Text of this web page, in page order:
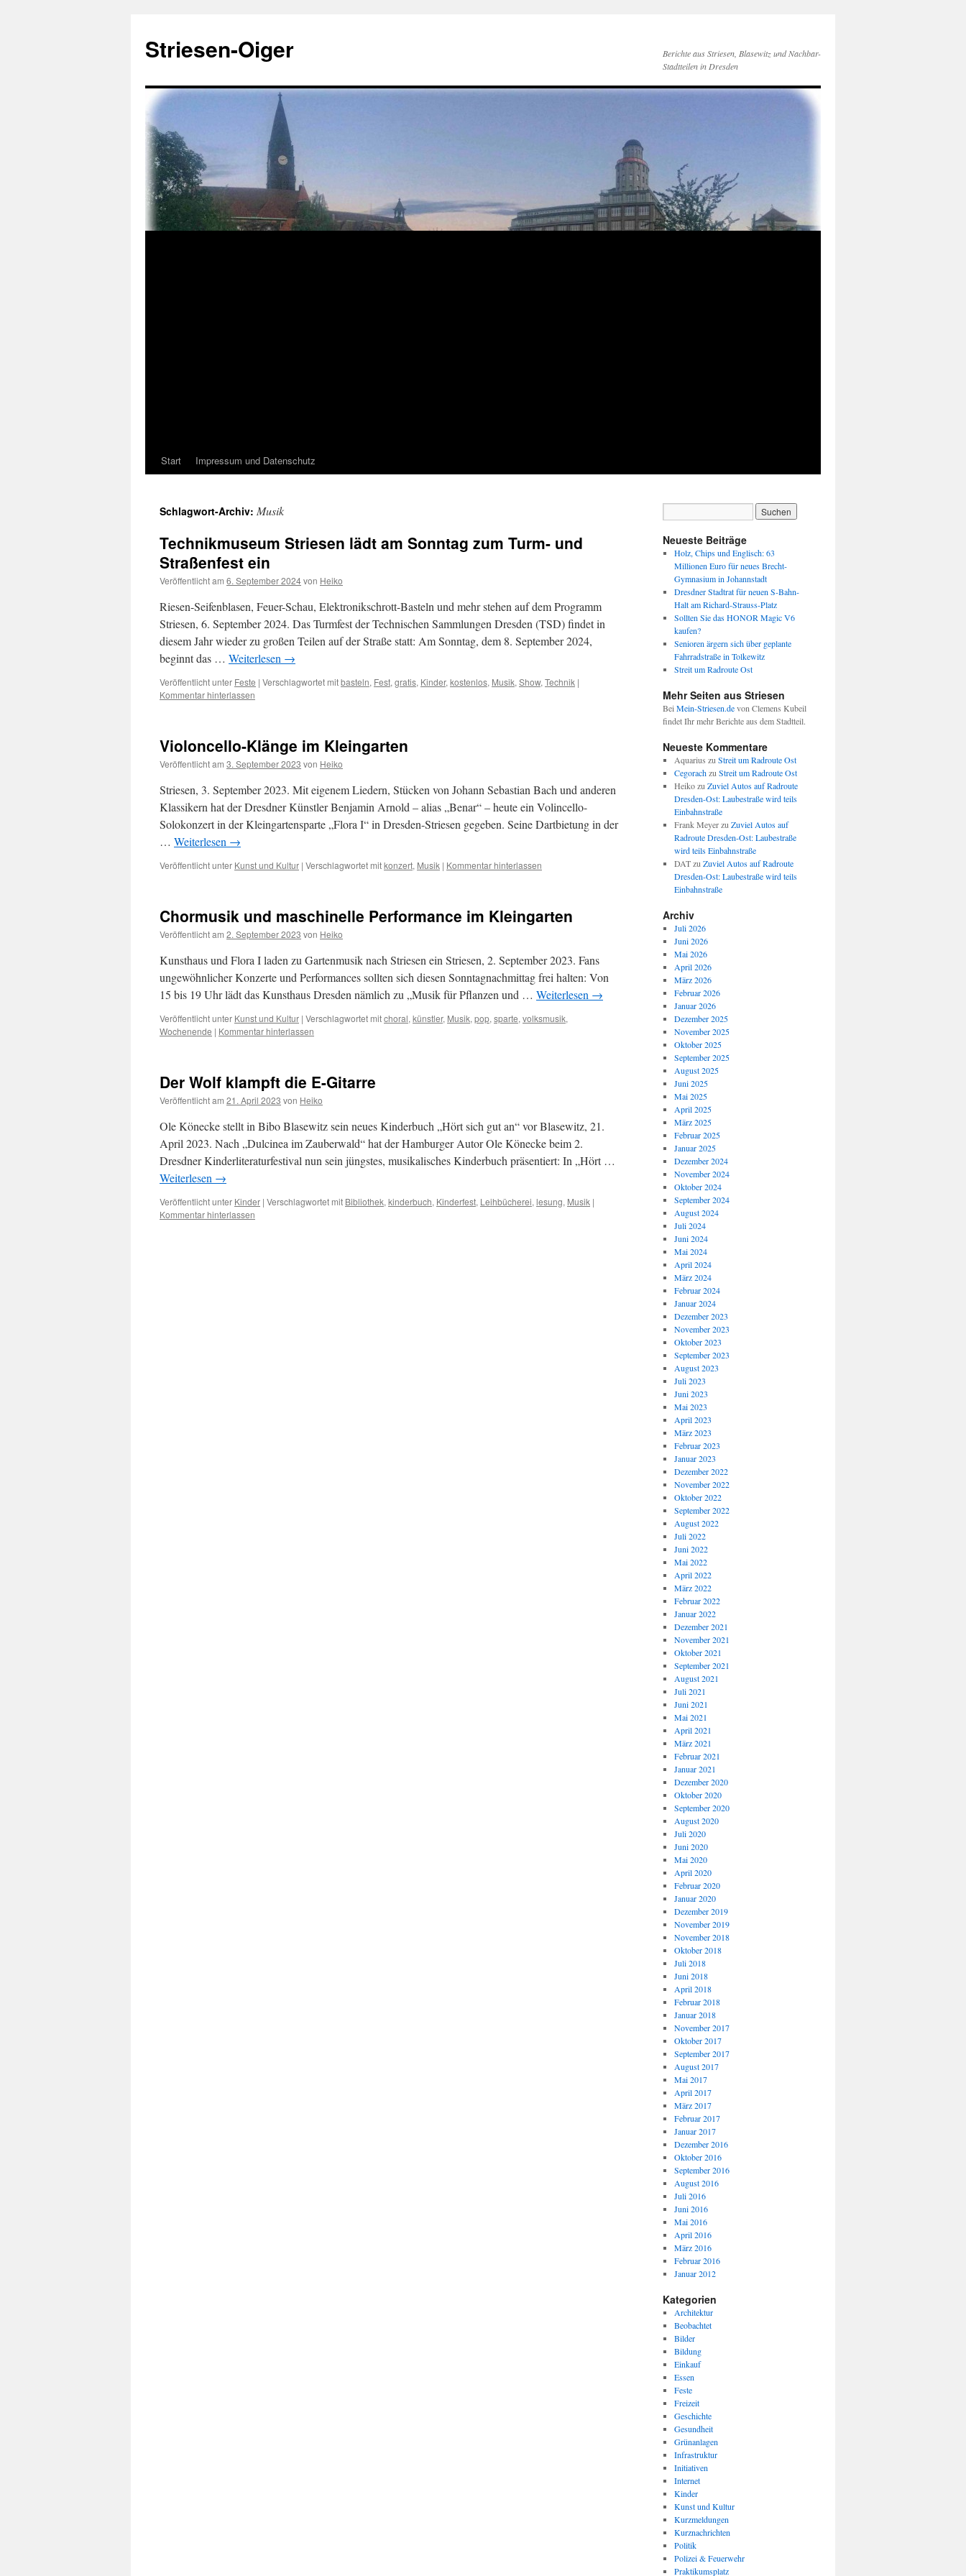
springen
Striesen-Oiger
Berichte aus Striesen, Blasewitz und Nachbar-
Stadtteilen in Dresden
Start Impressum und Datenschutz
Schlagwort-Archiv: Musik
Technikmuseum Striesen lädt am Sonntag zum Turm- und
Straßenfest ein
Veröffentlicht am 6. September 2024von Heiko
Riesen-Seifenblasen, Feuer-Schau, Elektronikschrott-Basteln und mehr stehen auf dem Programm
Striesen, 6. September 2024. Das Turmfest der Technischen Sammlungen Dresden (TSD) findet in
diesem Jahr wieder zu großen Teilen auf der Straße statt: Am Sonntag, dem 8. September 2024,
beginnt das … Weiterlesen →
Veröffentlicht unter Feste | Verschlagwortet mitbasteln, Fest, gratis, Kinder, kostenlos, Musik, Show, Technik |
Kommentar hinterlassen
Violoncello-Klänge im Kleingarten
Veröffentlicht am 3. September 2023 von Heiko
Striesen, 3. September 2023. Mit eigenem Liedern, Stücken von Johann Sebastian Bach und anderen
Klassikern hat der Dresdner Künstler Benjamin Arnold – alias „Benar“ – heute ein Volincello-
Solokonzert in der Kleingartensparte „Flora I“ in Dresden-Striesen gegeben. Seine Dartbietung in der
… Weiterlesen →
Veröffentlicht unter Kunst und Kultur | Verschlagwortet mitkonzert, Musik | Kommentar hinterlassen
Chormusik und maschinelle Performance im Kleingarten
Veröffentlicht am 2. September 2023 von Heiko
Kunsthaus und Flora I laden zu Gartenmusik nach Striesen ein Striesen, 2. September 2023. Fans
ungewöhnlicher Konzerte und Performances sollten sich diesen Sonntagnachmittag frei halten: Von
15 bis 19 Uhr lädt das Kunsthaus Dresden nämlich zu „Musik für Pflanzen und … Weiterlesen →
Veröffentlicht unter Kunst und Kultur | Verschlagwortet mitchoral, künstler, Musik, pop, sparte, volksmusik,
Wochenende | Kommentar hinterlassen
Der Wolf klampft die E-Gitarre
Veröffentlicht am 21. April 2023 von Heiko
Ole Könecke stellt in Bibo Blasewitz sein neues Kinderbuch „Hört sich gut an“ vor Blasewitz, 21.
April 2023. Nach „Dulcinea im Zauberwald“ hat der Hamburger Autor Ole Könecke beim 2.
Dresdner Kinderliteraturfestival nun sein jüngstes, musikalisches Kinderbuch präsentiert: In „Hört …
Weiterlesen →
Veröffentlicht unter Kinder | Verschlagwortet mit Bibliothek, kinderbuch, Kinderfest, Leihbücherei, lesung, Musik |
Kommentar hinterlassen
Neueste Beiträge
Holz, Chips und Englisch: 63
Millionen Euro für neues Brecht-
Gymnasium in Johannstadt
Dresdner Stadtrat für neuen S-Bahn-
Halt am Richard-Strauss-Platz
Sollten Sie das HONOR Magic V6
kaufen?
Senioren ärgern sich über geplante
Fahrradstraße in Tolkewitz
Streit um Radroute Ost
Mehr Seiten aus Striesen
Bei Mein-Striesen.devon Clemens Kubeil
findet Ihr mehr Berichte aus dem Stadtteil.
Neueste Kommentare
Aquarius zu Streit um Radroute Ost
Cegorachzu Streit um Radroute Ost
Heikozu Zuviel Autos auf Radroute
Dresden-Ost: Laubestraße wird teils
Einbahnstraße
Frank Meyerzu Zuviel Autos auf
Radroute Dresden-Ost: Laubestraße
wird teils Einbahnstraße
DATzu Zuviel Autos auf Radroute
Dresden-Ost: Laubestraße wird teils
Einbahnstraße
Archiv
Juli 2026
Juni 2026
Mai 2026
April 2026
März 2026
Februar 2026
Januar 2026
Dezember 2025
November 2025
Oktober 2025
September 2025
August 2025
Juni 2025
Mai 2025
April 2025
März 2025
Februar 2025
Januar 2025
Dezember 2024
November 2024
Oktober 2024
September 2024
August 2024
Juli 2024
Juni 2024
Mai 2024
April 2024
März 2024
Februar 2024
Januar 2024
Dezember 2023
November 2023
Oktober 2023
September 2023
August 2023
Juli 2023
Juni 2023
Mai 2023
April 2023
März 2023
Februar 2023
Januar 2023
Dezember 2022
November 2022
Oktober 2022
September 2022
August 2022
Juli 2022
Juni 2022
Mai 2022
April 2022
März 2022
Februar 2022
Januar 2022
Dezember 2021
November 2021
Oktober 2021
September 2021
August 2021
Juli 2021
Juni 2021
Mai 2021
April 2021
März 2021
Februar 2021
Januar 2021
Dezember 2020
Oktober 2020
September 2020
August 2020
Juli 2020
Juni 2020
Mai 2020
April 2020
Februar 2020
Januar 2020
Dezember 2019
November 2019
November 2018
Oktober 2018
Juli 2018
Juni 2018
April 2018
Februar 2018
Januar 2018
November 2017
Oktober 2017
September 2017
August 2017
Mai 2017
April 2017
März 2017
Februar 2017
Januar 2017
Dezember 2016
Oktober 2016
September 2016
August 2016
Juli 2016
Juni 2016
Mai 2016
April 2016
März 2016
Februar 2016
Januar 2012
Kategorien
Architektur
Beobachtet
Bilder
Bildung
Einkauf
Essen
Feste
Freizeit
Geschichte
Gesundheit
Grünanlagen
Infrastruktur
Initiativen
Internet
Kinder
Kunst und Kultur
Kurzmeldungen
Kurznachrichten
Politik
Polizei & Feuerwehr
Praktikumsplatz